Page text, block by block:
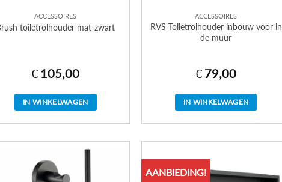
ACCESSOIRES
toiletrolhouder mat-zwart
€ 105,00
IN WINKELWAGEN
ACCESSOIRES
RVS Toiletrolhouder inbouw voor in
de muur
€ 79,00
IN WINKELWAGEN
AANBIEDING!